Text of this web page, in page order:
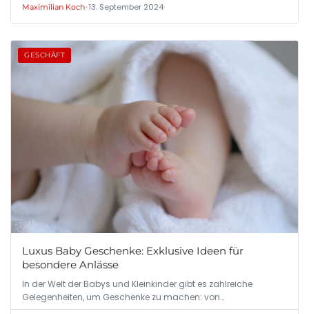
Maximilian Koch•13. September 2024
GESCHÄFT
Luxus Baby Geschenke: Exklusive Ideen für
besondere Anlässe
In der Welt der Babys und Kleinkinder gibt es zahlreiche
Gelegenheiten, um Geschenke zu machen: von…